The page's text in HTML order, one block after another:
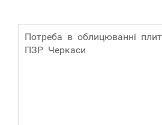
Потреба в облицюванні
ПЗР Черкаси